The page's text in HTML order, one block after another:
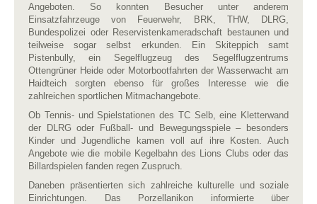
Angeboten. So konnten Besucher unter anderem
Einsatzfahrzeuge von Feuerwehr, BRK, THW, DLRG,
Bundespolizei oder Reservistenkameradschaft bestaunen und
teilweise sogar selbst erkunden. Ein Skiteppich samt
Pistenbully, ein Segelflugzeug des Segelflugzentrums
Ottengrüner Heide oder Motorbootfahrten der Wasserwacht am
Haidteich sorgten ebenso für großes Interesse wie die
zahlreichen sportlichen Mitmachangebote.
Ob Tennis- und Spielstationen des TC Selb, eine Kletterwand
der DLRG oder Fußball- und Bewegungsspiele – besonders
Kinder und Jugendliche kamen voll auf ihre Kosten. Auch
Angebote wie die mobile Kegelbahn des Lions Clubs oder das
Billardspielen fanden regen Zuspruch.
Daneben präsentierten sich zahlreiche kulturelle und soziale
Einrichtungen. Das Porzellanikon informierte über